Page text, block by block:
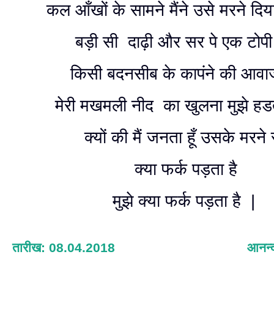
कल आँखों के सामने मैंने उसे मरने
बड़ी सी दाढ़ी और सर पे एक
किसी बदनसीब के कापंने की
मेरी मखमली नीद का खुलना मुझे
क्यों की मैं जनता हूँ उसके
क्या फर्क पड़ता है
मुझे क्या फर्क पड़ता है |
तारीख: 08.04.2018 आनन्द